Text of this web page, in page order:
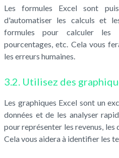
Les formules Excel sont
d'automatiser les calculs et
formules pour calculer les
pourcentages, etc. Cela vous
les erreurs humaines.
3.2. Utilisez des
Les graphiques Excel sont un
données et de les analyser
pour représenter les revenus, les
Cela vous aidera à identifier les